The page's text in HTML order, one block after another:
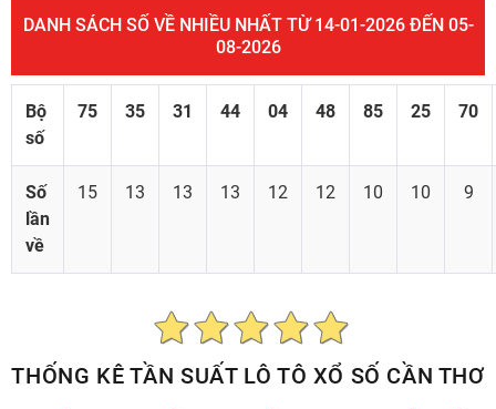
DANH SÁCH SỐ VỀ NHIỀU NHẤT TỪ 14-01-2026 ĐẾN 05-
08-2026
Bộ
số
75 35 31 44 04 48 85 25 70
Số
lần
về
15 13 13 13 12 12 10 10 9
THỐNG KÊ TẦN SUẤT LÔ TÔ XỔ SỐ CẦN THƠ